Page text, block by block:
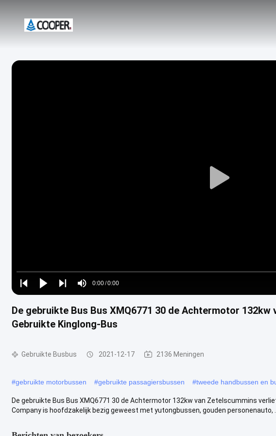
Play
Play
Play
Play
Mute
Time
0:00/0:00
Loaded:
0%
De gebruikte Bus Bus XMQ6771 30 de Achtermotor
Gebruikte Kinglong-Bus
Gebruikte Busbus 2021-12-17 2136 Meningen
#gebruikte motorbussen #gebruikte passagiersbussen #tweede handbussen en
De gebruikte Bus Bus XMQ6771 30 de Achtermotor 132kw van Zetelscummins
Company is hoofdzakelijk bezig geweest met yutongbussen, gouden personenauto, ...